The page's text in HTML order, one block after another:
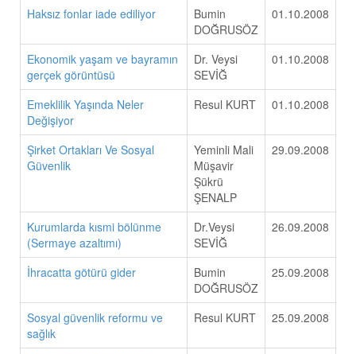
Haksız fonlar iade ediliyor
Bumin
DOĞRUSÖZ
01.10.2008
Ekonomik yaşam ve bayramın
gerçek görüntüsü
Dr. Veysi
SEVİĞ
01.10.2008
Emeklilik Yaşında Neler
Değişiyor
Resul KURT 01.10.2008
Şirket Ortakları Ve Sosyal
Güvenlik
Yeminli Mali
Müşavir
Şükrü
ŞENALP
29.09.2008
Kurumlarda kısmi bölünme
(Sermaye azaltımı)
Dr.Veysi
SEVİĞ
26.09.2008
İhracatta götürü gider
Bumin
DOĞRUSÖZ
25.09.2008
Sosyal güvenlik reformu ve
sağlık
Resul KURT 25.09.2008